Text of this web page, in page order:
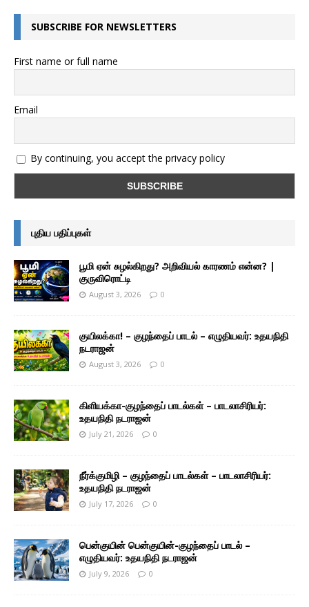
SUBSCRIBE FOR NEWSLETTERS
First name or full name
Email
By continuing, you accept the privacy policy
புதிய பதிப்புகள்
பூமி ஏன் சுழல்கிறது? அறிவியல் காரணம் என்ன? |
குருவிரொட்டி
August 3, 2026 0
குயிலக்கா! – குழந்தைப் பாடல் – எழுதியவர்: உதயநிதி
நடராஜன்
August 3, 2026 0
கிளியக்கா-குழந்தைப் பாடல்கள் – பாடலாசிரியர்:
உதயநிதி நடராஜன்
July 21, 2026 0
நீர்க்குமிழி – குழந்தைப் பாடல்கள் – பாடலாசிரியர்:
உதயநிதி நடராஜன்
July 17, 2026 0
பென்குயின் பென்குயின்-குழந்தைப் பாடல் –
எழுதியவர்: உதயநிதி நடராஜன்
July 9, 2026 0